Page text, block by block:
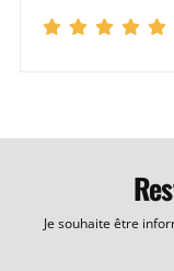
Je souhaite être